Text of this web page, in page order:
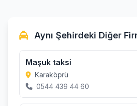
Aynı Şehirdeki Diğer
Maşuk taksi
Karaköprü
0544 439 44 60